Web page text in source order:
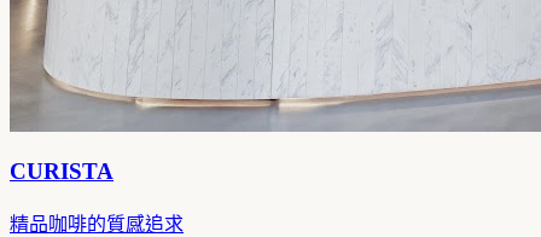
CURISTA
精品咖啡的質感追求